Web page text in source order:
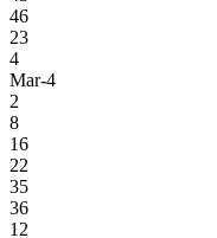
46
23
4
Mar-4
2
8
16
22
35
36
12